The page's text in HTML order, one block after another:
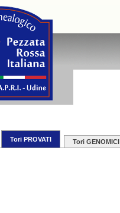
Tori PROVATI Tori GENOMICI